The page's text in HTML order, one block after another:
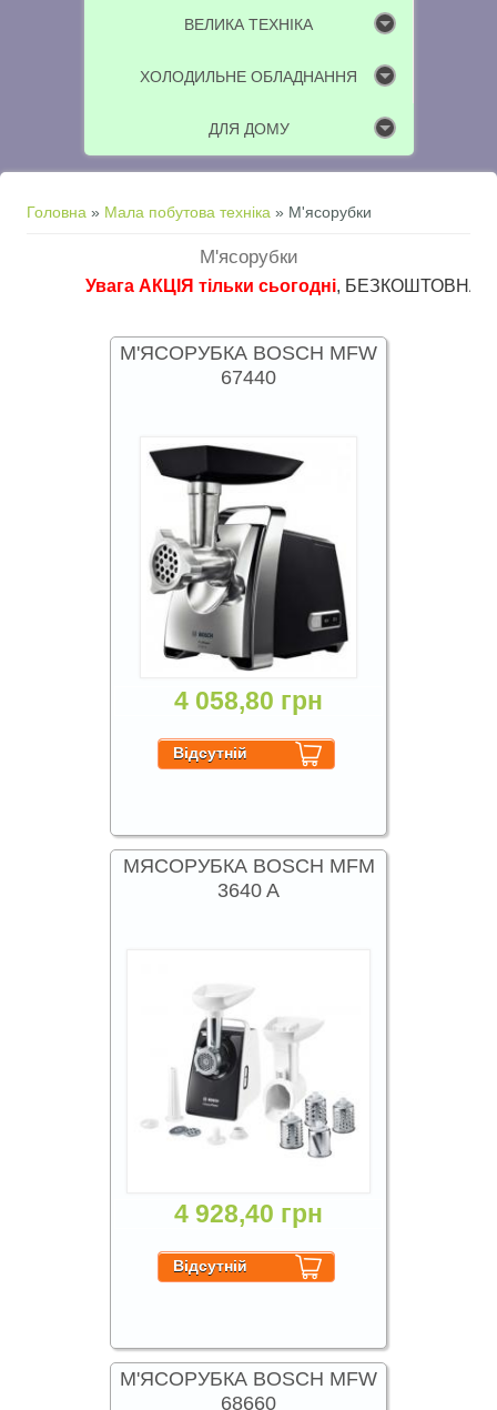
ВЕЛИКА ТЕХНІКА
ХОЛОДИЛЬНЕ ОБЛАДНАННЯ
ДЛЯ ДОМУ
Ви є тут
Головна » Мала побутова техніка » М'ясорубки
М'ясорубки
Увага АКЦІЯ тільки сьогодні, БЕЗКОШТОВНА
М'ЯСОРУБКА BOSCH MFW
67440
4 058,80 грн
МЯСОРУБКА BOSCH MFM
3640 A
4 928,40 грн
М'ЯСОРУБКА BOSCH MFW
68660